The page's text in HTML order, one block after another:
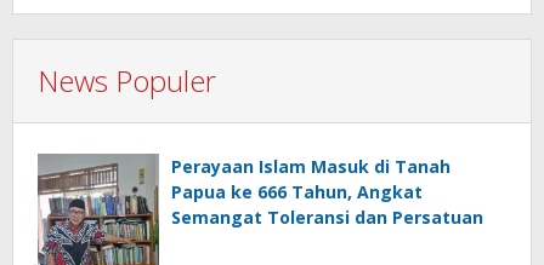
News Populer
Perayaan Islam Masuk di Tanah
Papua ke 666 Tahun, Angkat
Semangat Toleransi dan Persatuan